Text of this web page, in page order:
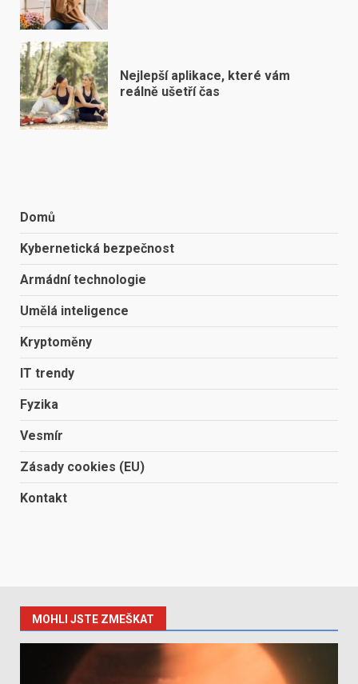
Nejlepší aplikace, které vám
reálně ušetří čas
Domů
Kybernetická bezpečnost
Armádní technologie
Umělá inteligence
Kryptoměny
IT trendy
Fyzika
Vesmír
Zásady cookies (EU)
Kontakt
MOHLI JSTE ZMEŠKAT